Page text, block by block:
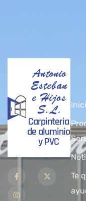
Antonio
Esteban
e Hijos
S.L.
Carpinteria
de aluminio
y PVC
Te